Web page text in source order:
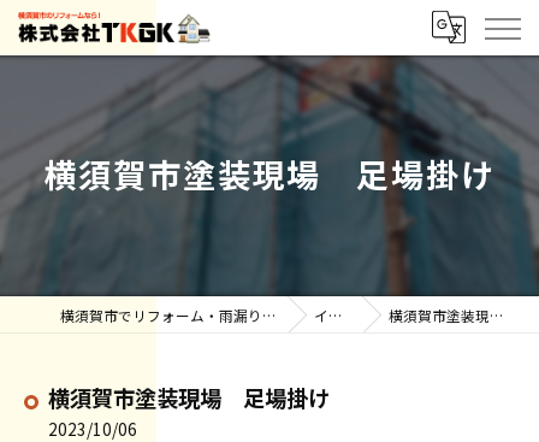
横須賀市塗装現場 足場掛け
横須賀市でリフォーム・雨漏りなら株式会社TKGK インスタ 横須賀市塗装現場 足場掛け
横須賀市塗装現場 足場掛け
2023/10/06